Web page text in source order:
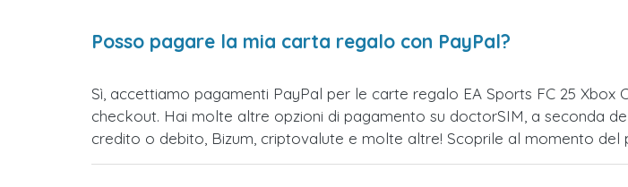
Posso pagare la mia carta regalo con PayPal?
Sì, accettiamo pagamenti PayPal per le carte regalo EA Sports FC 25
checkout. Hai molte altre opzioni di pagamento su doctorSIM, a seconda
credito o debito, Bizum, criptovalute e molte altre! Scoprile al momento del